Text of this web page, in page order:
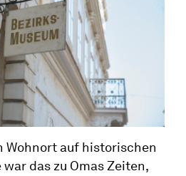
Wohnort auf historischen
das zu Omas Zeiten,